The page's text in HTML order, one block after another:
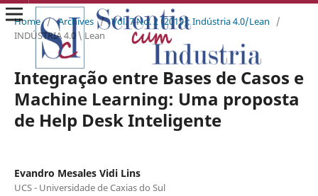
Home / Archives / Vol. 7 No. 2 (2019): Indústria 4.0/Lean
/
INDÚSTRIA 4.0 \ Lean
Integração entre Bases de Casos e
Machine Learning: Uma proposta
de Help Desk Inteligente
Evandro Mesales Vidi Lins
UCS - Universidade de Caxias do Sul